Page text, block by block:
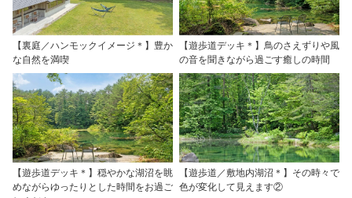
【裏庭／ハンモックイメージ＊】豊か
な自然を満喫
【遊歩道デッキ＊】鳥のさえずりや風
の音を聞きながら過ごす癒しの時間
【遊歩道デッキ＊】穏やかな湖沼を眺
めながらゆったりとした時間をお過ご
【遊歩道／敷地内湖沼＊】その時々で
色が変化して見えます②